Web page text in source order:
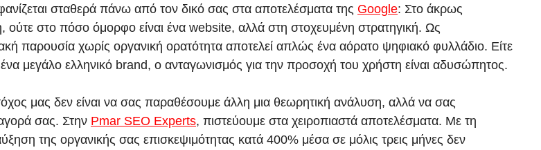
σταθερά πάνω από τον δικό σας στα αποτελέσματα της Google: Στο άκρως
ούτε στο πόσο όμορφο είναι ένα website, αλλά στη στοχευμένη στρατηγική. Ως
παρουσία χωρίς οργανική ορατότητα αποτελεί απλώς ένα αόρατο ψηφιακό φυλλάδιο. Είτε
ένα μεγάλο ελληνικό brand, ο ανταγωνισμός για την προσοχή του χρήστη είναι αδυσώπητος.
μας δεν είναι να σας παραθέσουμε άλλη μια θεωρητική ανάλυση, αλλά να σας
σας. Στην Pmar SEO Experts, πιστεύουμε στα χειροπιαστά αποτελέσματα. Με τη
της οργανικής σας επισκεψιμότητας κατά 400% μέσα σε μόλις τρεις μήνες δεν